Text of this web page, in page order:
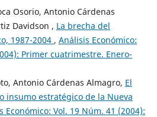
Osorio, Antonio Cárdenas
Davidson , La brecha del
1987-2004 , Análisis Económico:
Primer cuatrimestre. Enero-
Antonio Cárdenas Almagro, El
insumo estratégico de la Nueva
Económico: Vol. 19 Núm. 41 (2004):